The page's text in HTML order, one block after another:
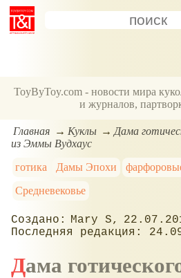
ToyByToy.com - новости мира
и журналов,
Главная Куклы
Дама
из Эммы Вудхаус
готика
Дамы Эпохи
Средневековье
Mary S
Дама